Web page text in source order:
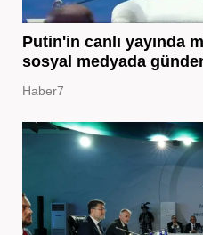
Putin'in canlı yayında
sosyal medyada
Haber7